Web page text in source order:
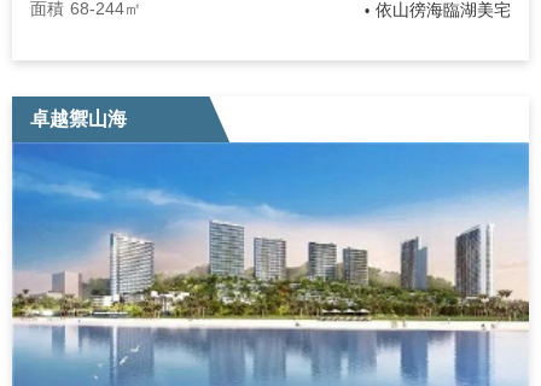
面積 68-244㎡ • 依山徬海臨湖美宅
卓越禦山海